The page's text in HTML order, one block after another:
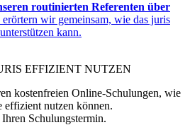
routinierten Referenten über
erörtern wir gemeinsam, wie das juris
kann.
EFFIZIENT NUTZEN
kostenfreien Online-Schulungen, wie
effizient nutzen können.
Schulungstermin.